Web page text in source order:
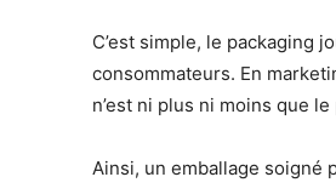
C’est simple, le packaging
consommateurs. En
n’est ni plus ni moins que
Ainsi, un emballage soigné